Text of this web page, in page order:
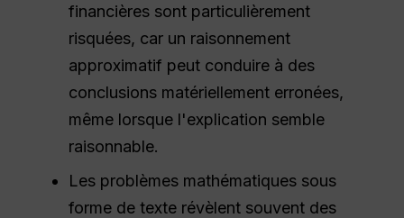
financières sont particulièrement
risquées, car un raisonnement
approximatif peut conduire à des
conclusions matériellement erronées,
même lorsque l'explication semble
raisonnable.
Les problèmes mathématiques sous
forme de texte révèlent souvent des